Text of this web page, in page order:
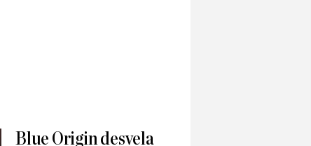
Blue Origin desvela